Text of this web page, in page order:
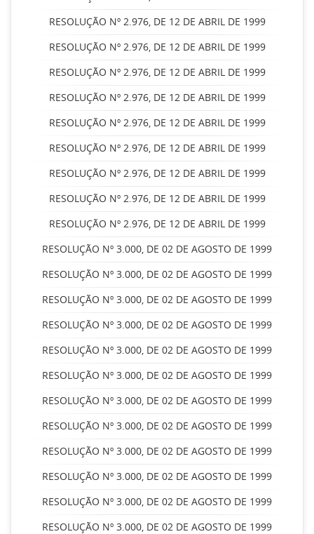
RESOLUÇÃO Nº 2.976, DE 12 DE ABRIL DE 1999
RESOLUÇÃO Nº 2.976, DE 12 DE ABRIL DE 1999
RESOLUÇÃO Nº 2.976, DE 12 DE ABRIL DE 1999
RESOLUÇÃO Nº 2.976, DE 12 DE ABRIL DE 1999
RESOLUÇÃO Nº 2.976, DE 12 DE ABRIL DE 1999
RESOLUÇÃO Nº 2.976, DE 12 DE ABRIL DE 1999
RESOLUÇÃO Nº 2.976, DE 12 DE ABRIL DE 1999
RESOLUÇÃO Nº 2.976, DE 12 DE ABRIL DE 1999
RESOLUÇÃO Nº 2.976, DE 12 DE ABRIL DE 1999
RESOLUÇÃO Nº 3.000, DE 02 DE AGOSTO DE 1999
RESOLUÇÃO Nº 3.000, DE 02 DE AGOSTO DE 1999
RESOLUÇÃO Nº 3.000, DE 02 DE AGOSTO DE 1999
RESOLUÇÃO Nº 3.000, DE 02 DE AGOSTO DE 1999
RESOLUÇÃO Nº 3.000, DE 02 DE AGOSTO DE 1999
RESOLUÇÃO Nº 3.000, DE 02 DE AGOSTO DE 1999
RESOLUÇÃO Nº 3.000, DE 02 DE AGOSTO DE 1999
RESOLUÇÃO Nº 3.000, DE 02 DE AGOSTO DE 1999
RESOLUÇÃO Nº 3.000, DE 02 DE AGOSTO DE 1999
RESOLUÇÃO Nº 3.000, DE 02 DE AGOSTO DE 1999
RESOLUÇÃO Nº 3.000, DE 02 DE AGOSTO DE 1999
RESOLUÇÃO Nº 3.000, DE 02 DE AGOSTO DE 1999